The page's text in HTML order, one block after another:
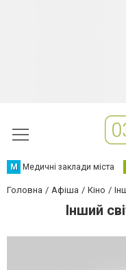
М Медичні заклади міста
Головна Афіша Кіно
Інший